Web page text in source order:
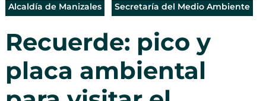
Alcaldía de Manizales Secretaría del Medio Ambiente
Recuerde: pico y
placa ambiental